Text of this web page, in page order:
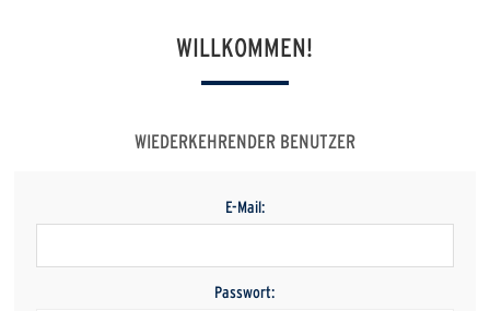
WILLKOMMEN!
WIEDERKEHRENDER BENUTZER
E-Mail:
Passwort: